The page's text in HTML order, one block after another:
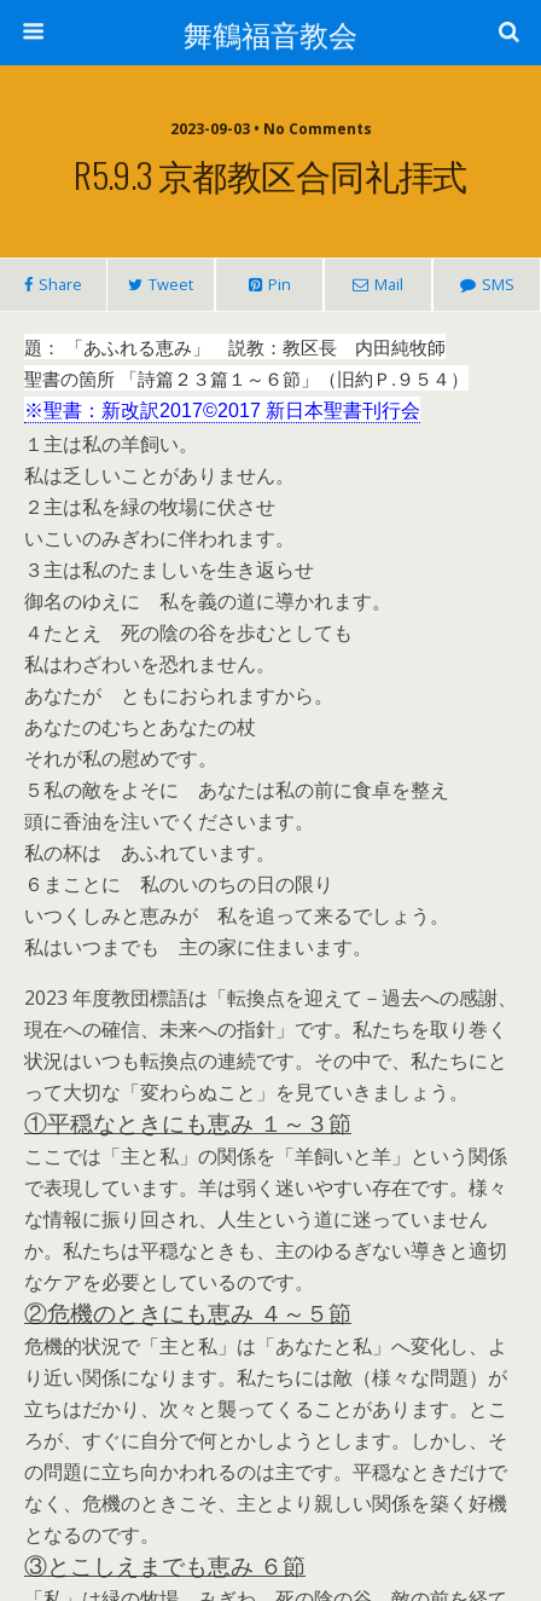
舞鶴福音教会
2023-09-03 • No Comments
R5.9.3 京都教区合同礼拝式
Share Tweet Pin Mail SMS
題： 「あふれる恵み」 説教：教区長 内田純牧師
聖書の箇所 「詩篇２３篇１～６節」（旧約Ｐ.９５４）
※聖書：新改訳2017©2017 新日本聖書刊行会
１主は私の羊飼い。
私は乏しいことがありません。
２主は私を緑の牧場に伏させ
いこいのみぎわに伴われます。
３主は私のたましいを生き返らせ
御名のゆえに 私を義の道に導かれます。
４たとえ 死の陰の谷を歩むとしても
私はわざわいを恐れません。
あなたが ともにおられますから。
あなたのむちとあなたの杖
それが私の慰めです。
５私の敵をよそに あなたは私の前に食卓を整え
頭に香油を注いでくださいます。
私の杯は あふれています。
６まことに 私のいのちの日の限り
いつくしみと恵みが 私を追って来るでしょう。
私はいつまでも 主の家に住まいます。
2023 年度教団標語は「転換点を迎えて－過去への感謝、
現在への確信、未来への指針」です。私たちを取り巻く
状況はいつも転換点の連続です。その中で、私たちにと
って大切な「変わらぬこと」を見ていきましょう。
①平穏なときにも恵み １～３節
ここでは「主と私」の関係を「羊飼いと羊」という関係
で表現しています。羊は弱く迷いやすい存在です。様々
な情報に振り回され、人生という道に迷っていません
か。私たちは平穏なときも、主のゆるぎない導きと適切
なケアを必要としているのです。
②危機のときにも恵み ４～５節
危機的状況で「主と私」は「あなたと私」へ変化し、よ
り近い関係になります。私たちには敵（様々な問題）が
立ちはだかり、次々と襲ってくることがあります。とこ
ろが、すぐに自分で何とかしようとします。しかし、そ
の問題に立ち向かわれるのは主です。平穏なときだけで
なく、危機のときこそ、主とより親しい関係を築く好機
となるのです。
③とこしえまでも恵み ６節